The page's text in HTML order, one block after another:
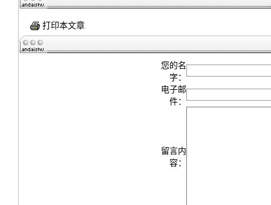
打印本文章
您的名
字：
电子邮
件：
留言内
容：